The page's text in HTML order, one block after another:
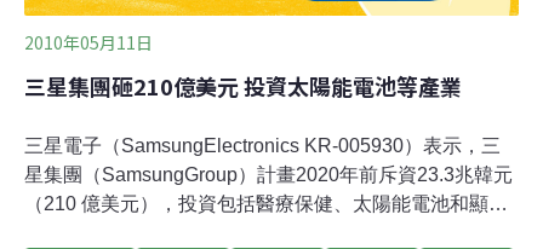
2010年05月11日
三星集團砸210億美元 投資太陽能電池等產業
三星電子（SamsungElectronics KR-005930）表示，三
星集團（SamsungGroup）計畫2020年前斥資23.3兆韓元
（210 億美元），投資包括醫療保健、太陽能電池和顯示